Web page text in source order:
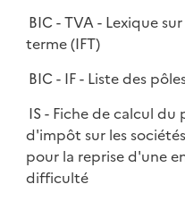
BIC - TVA - Lexique
terme (IFT)
BIC - IF - Liste des
IS - Fiche de calcul
d'impôt sur les
pour la reprise d'une
difficulté